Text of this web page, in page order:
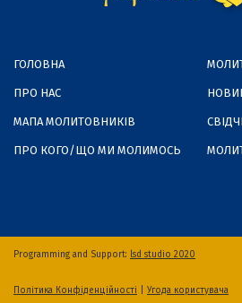
ГОЛОВНА
ПРО НАС
МАПА МОЛИТОВНИКІВ
ПРО КОГО/ЩО МИ МОЛИМОСЬ
Programming and Support: lsd studio 2020
Політика Конфіденційності Угода користувача